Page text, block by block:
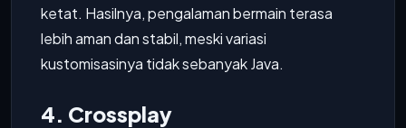
ketat. Hasilnya, pengalaman bermain terasa
lebih aman dan stabil, meski variasi
kustomisasinya tidak sebanyak Java.
4. Crossplay